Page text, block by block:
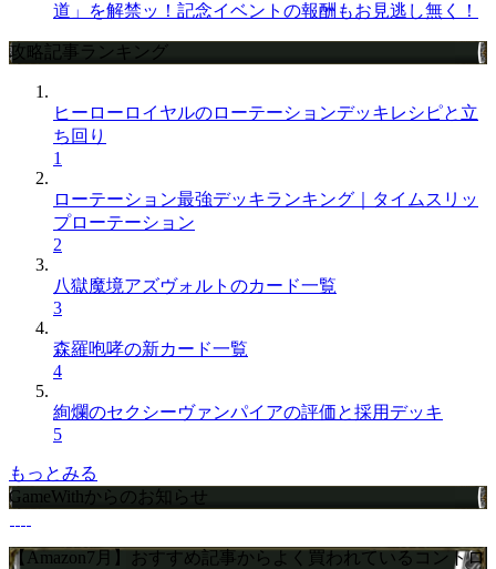
道」を解禁ッ！記念イベントの報酬もお見逃し無く！
攻略記事ランキング
ヒーローロイヤルのローテーションデッキレシピと立
ち回り
1
ローテーション最強デッキランキング｜タイムスリッ
プローテーション
2
八獄魔境アズヴォルトのカード一覧
3
森羅咆哮の新カード一覧
4
絢爛のセクシーヴァンパイアの評価と採用デッキ
5
もっとみる
GameWithからのお知らせ
【Amazon7月】おすすめ記事からよく買われているコントロ